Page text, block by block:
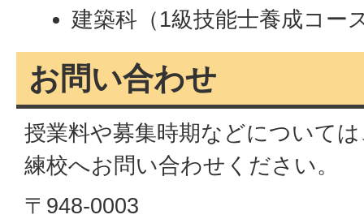
建築科（1級技能士養成コー
お問い合わせ
授業料や募集時期などについて
練校へお問い合わせください。
〒948-0003